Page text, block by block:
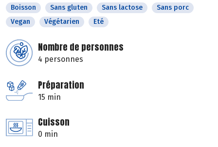
Boisson Sans gluten Sans lactose
Sans porc
Vegan
Végétarien Eté
Nombre de personnes
4 personnes
Préparation
15 min
Cuisson
0 min